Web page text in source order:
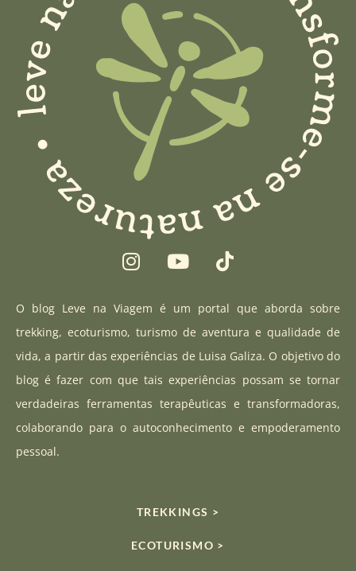
I
n
t
a
g
a
m
Y
o
t
u
b
T
i
t
o
k
O blog Leve na Viagem é um portal que aborda sobre
trekking, ecoturismo, turismo de aventura e qualidade de
vida, a partir das experiências de Luisa Galiza. O objetivo do
blog é fazer com que tais experiências possam se tornar
verdadeiras ferramentas terapêuticas e transformadoras,
colaborando para o autoconhecimento e empoderamento
pessoal.
TREKKINGS >
ECOTURISMO >